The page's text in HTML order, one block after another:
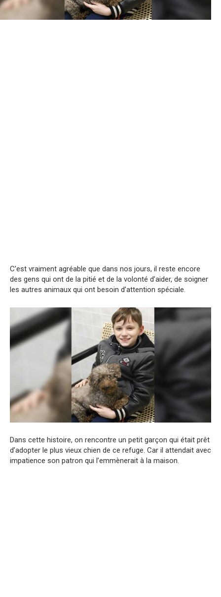
C’est vraiment agréable que dans nos jours, il reste encore
des gens qui ont de la pitié et de la volonté d’aider, de soigner
les autres animaux qui ont besoin d’attention spéciale.
Dans cette histoire, on rencontre un petit garçon qui était prêt
d’adopter le plus vieux chien de ce refuge. Car il attendait avec
impatience son patron qui l’emmènerait à la maison.